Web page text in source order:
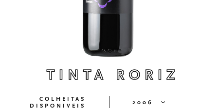
TINTA RORIZ
COLHEITAS
DISPONÍVEIS
2006